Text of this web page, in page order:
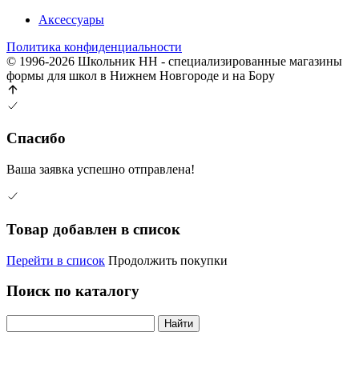
Аксессуары
Политика конфиденциальности
© 1996-2026 Школьник НН - специализированные магазины
формы для школ в Нижнем Новгороде и на Бору
Спасибо
Ваша заявка успешно отправлена!
Товар добавлен в список
Перейти в список Продолжить покупки
Поиск по каталогу
Найти